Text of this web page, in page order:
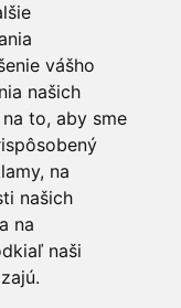
vášho
našich
to, aby sme
na
našich
na
naši